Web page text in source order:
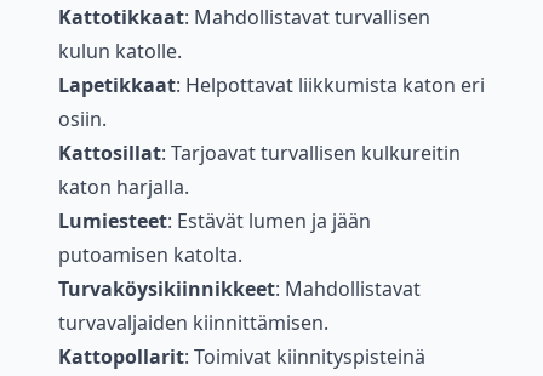
Kattotikkaat: Mahdollistavat turvallisen
kulun katolle.
Lapetikkaat: Helpottavat liikkumista katon eri
osiin.
Kattosillat: Tarjoavat turvallisen kulkureitin
katon harjalla.
Lumiesteet: Estävät lumen ja jään
putoamisen katolta.
Turvaköysikiinnikkeet: Mahdollistavat
turvavaljaiden kiinnittämisen.
Kattopollarit: Toimivat kiinnityspisteinä